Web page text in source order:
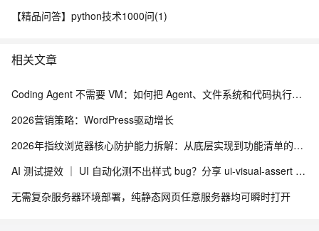
【精品问答】python技术1000问(1)
相关文章
Coding Agent 不需要 VM：如何把 Agent、文件系统和代码执行拆出虚拟机
2026营销策略：WordPress驱动增长
2026年指纹浏览器核心防护能力拆解：从底层实现到功能清单的技术评估框架
AI 测试提效 ｜ UI 自动化测不出样式 bug？分享 ui-visual-assert + Skill 视觉断言与多浏览器适配方案
无需复杂服务器环境部署，纯静态网页任意服务器均可瞬时打开